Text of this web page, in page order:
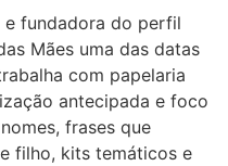
e fundadora do perfil
Mães uma das datas
com papelaria
antecipada e foco
frases que
filho, kits temáticos e